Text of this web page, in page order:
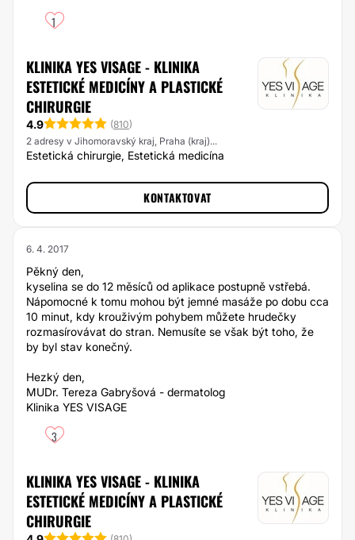
1
KLINIKA YES VISAGE - KLINIKA
ESTETICKÉ MEDICÍNY A PLASTICKÉ
CHIRURGIE
4.9 (810)
2 adresy v Jihomoravský kraj, Praha (kraj)...
Estetická chirurgie, Estetická medicína
KONTAKTOVAT
6. 4. 2017
Pěkný den,
kyselina se do 12 měsíců od aplikace postupně vstřebá.
Nápomocné k tomu mohou být jemné masáže po dobu cca
10 minut, kdy krouživým pohybem můžete hrudečky
rozmasírovávat do stran. Nemusíte se však být toho, že
by byl stav konečný.
Hezký den,
MUDr. Tereza Gabryšová - dermatolog
Klinika YES VISAGE
3
KLINIKA YES VISAGE - KLINIKA
ESTETICKÉ MEDICÍNY A PLASTICKÉ
CHIRURGIE